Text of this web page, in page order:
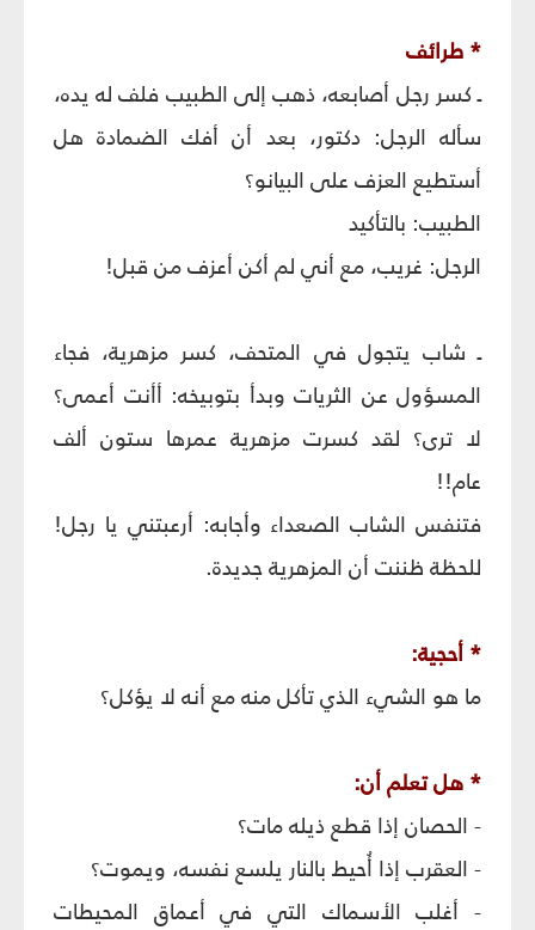
* طرائف
ـ كسر رجل أصابعه، ذهب إلى الطبيب فلف له يده،
سأله الرجل: دكتور، بعد أن أفك الضمادة هل
أستطيع العزف على البيانو؟
الطبيب: بالتأكيد
الرجل: غريب، مع أني لم أكن أعزف من قبل!
ـ شاب يتجول في المتحف، كسر مزهرية، فجاء
المسؤول عن الثريات وبدأ بتوبيخه: أأنت أعمى؟
لا ترى؟ لقد كسرت مزهرية عمرها ستون ألف
عام!!
فتنفس الشاب الصعداء وأجابه: أرعبتني يا رجل!
للحظة ظننت أن المزهرية جديدة.
* أحجية:
ما هو الشيء الذي تأكل منه مع أنه لا يؤكل؟
* هل تعلم أن:
- الحصان إذا قطع ذيله مات؟
- العقرب إذا أُحيط بالنار يلسع نفسه، ويموت؟
- أغلب الأسماك التي في أعماق المحيطات